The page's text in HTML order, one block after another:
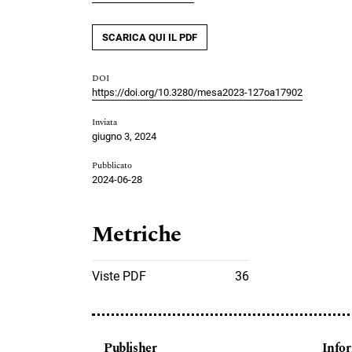
SCARICA QUI IL PDF
DOI
https://doi.org/10.3280/mesa2023-127oa17902
Inviata
giugno 3, 2024
Pubblicato
2024-06-28
Metriche
Viste PDF 36